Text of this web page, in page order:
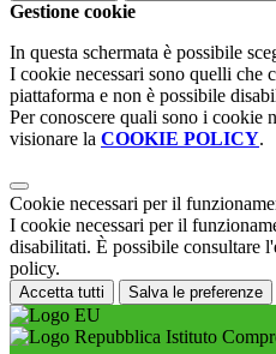
Gestione cookie
In questa schermata è possibile
I cookie necessari sono quelli che
piattaforma e non è possibile
Per conoscere quali sono i cookie
visionare la COOKIE POLICY.
Cookie necessari per il
I cookie necessari per il
disabilitati. È possibile consultare
policy.
Accetta tutti Salva le preferenze
Istituto